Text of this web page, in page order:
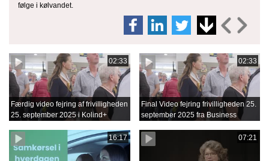
følge i kølvandet.
02:33
Færdig video fejring af frivilligheden
25. september 2025 i Kolind+
02:33
Final Video fejring frivilligheden 25.
september 2025 fra Business
16:17
07:21